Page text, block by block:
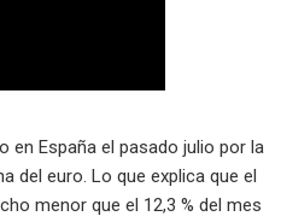
España el pasado julio por la
del euro. Lo que explica que el
menor que el 12,3 % del mes